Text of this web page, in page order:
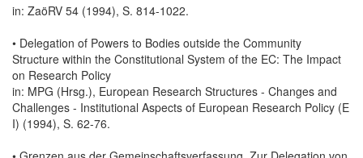
in: ZaöRV 54 (1994), S. 814-1022.
• Delegation of Powers to Bodies outside the Community
Structure within the Constitutional System of the EC: The Impact
on Research Policy
in: MPG (Hrsg.), European Research Structures - Changes and
Challenges - Institutional Aspects of European Research Policy (E
I) (1994), S. 62-76.